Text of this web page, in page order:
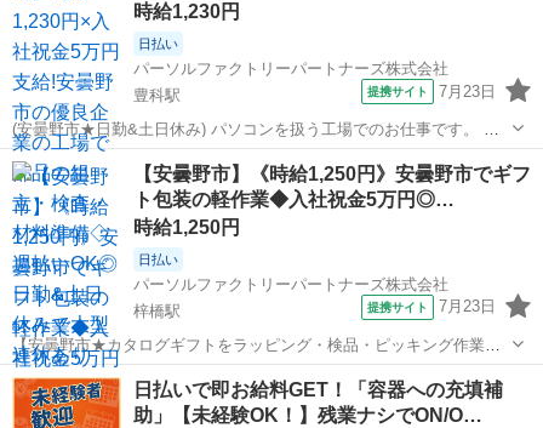
時給1,230円
日払い
パーソルファクトリーパートナーズ株式会社
豊科駅
提携サイト 7月23日
(安曇野市★日勤&土日休み) パソコンを扱う工場でのお仕事です。 組
立・検査・梱包・材料準備、 設備への製品投入、電動ドライバー使用
の組立、 マシンオペレーター、目視検査や運搬作業など多岐にわたり
ます。 上記から、あなたに合...
長野 安曇野市 豊科駅 工場
【安曇野市】《時給1,250円》安曇野市でギフ
ト包装の軽作業◆入社祝金5万円◎…
時給1,250円
日払い
パーソルファクトリーパートナーズ株式会社
梓橋駅
提携サイト 7月23日
【安曇野市★カタログギフトをラッピング・検品・ピッキング作業】
◎カタログのセット(カタログを箱や封筒に入れる) ◎ラッピング(カタ
ログのプレゼント包装) ・梱包/・検品/・ピッキングなど ☆1人1人の作
業台がありますので、...
長野 安曇野市 梓橋駅 仕分け
日払いで即お給料GET！「容器への充填補
助」【未経験OK！】残業ナシでON/O…